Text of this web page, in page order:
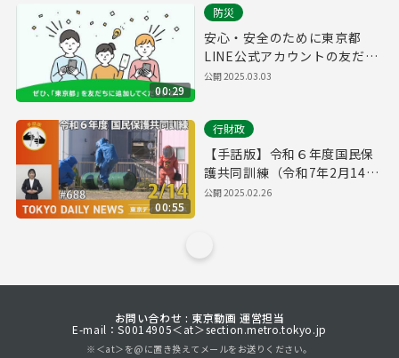
00:29
防災
安心・安全のために東京都
LINE公式アカウントの友だち
追加をお願いします！
公開2025.03.03
00:55
行財政
【手話版】令和６年度国民保
護共同訓練（令和7年2月14日
東京デイリーニュース
公開2025.02.26
お問い合わせ : 東京動画 運営担当
E-mail：S0014905＜at＞section.metro.tokyo.jp
※＜at＞を@に置き換えてメールをお送りください。